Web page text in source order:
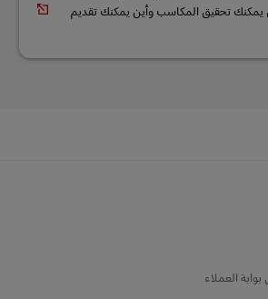
تحقيق المكاسب وأين يمكنك تقديم
العملاء